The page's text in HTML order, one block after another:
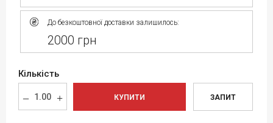
До безкоштовної доставки залишилось:
2000 грн
Кількість
КУПИТИ ЗАПИТ